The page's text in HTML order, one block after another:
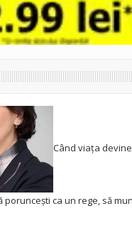
Când viața
poruncești ca un rege, să